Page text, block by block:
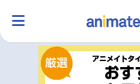
ランキング